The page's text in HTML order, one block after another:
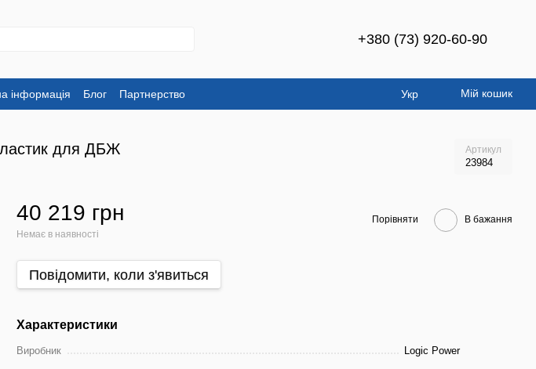
+380 (73) 920-60-90
інформація Блог Партнерство Укр Мій кошик
для ДБЖ Артикул
23984
40 219 грн
Немає в наявності
Порівняти В бажання
Повідомити, коли з'явиться
Характеристики
Виробник Logic Power